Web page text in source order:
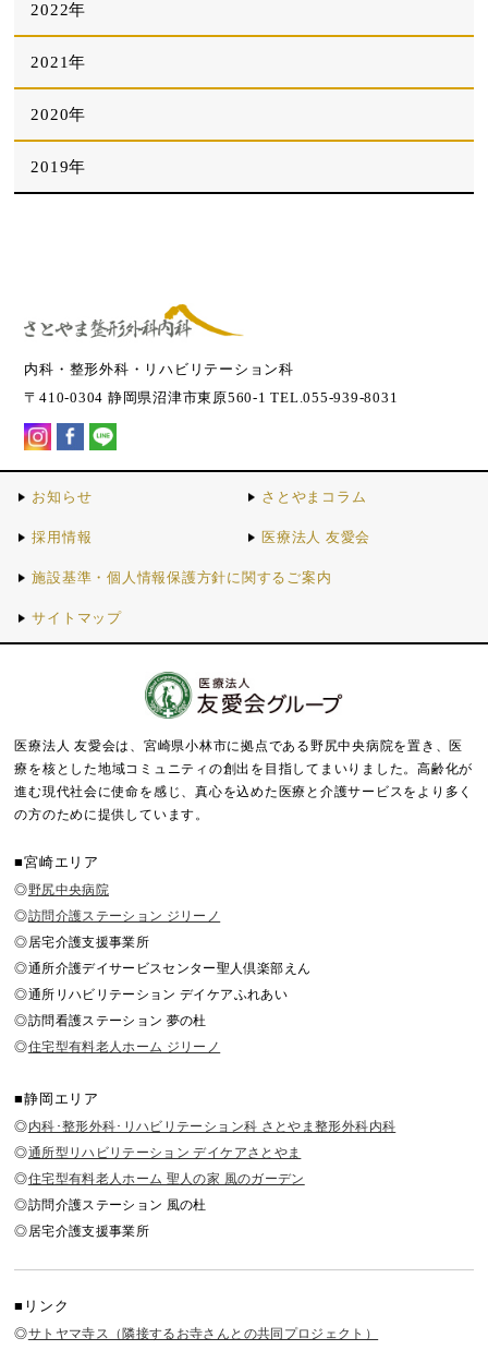
2022年
2021年
2020年
2019年
内科・整形外科・リハビリテーション科
〒410-0304 静岡県沼津市東原560-1 TEL.055-939-8031
お知らせ さとやまコラム
採用情報 医療法人 友愛会
施設基準・個人情報保護方針に関するご案内
サイトマップ
医療法人 友愛会は、宮崎県小林市に拠点である野尻中央病院を置き、医
療を核とした地域コミュニティの創出を目指してまいりました。高齢化が
進む現代社会に使命を感じ、真心を込めた医療と介護サービスをより多く
の方のために提供しています。
■宮崎エリア
◎野尻中央病院
◎訪問介護ステーション ジリーノ
◎居宅介護支援事業所
◎通所介護デイサービスセンター聖人倶楽部えん
◎通所リハビリテーション デイケアふれあい
◎訪問看護ステーション 夢の杜
◎住宅型有料老人ホーム ジリーノ
■静岡エリア
◎内科･整形外科･リハビリテーション科 さとやま整形外科内科
◎通所型リハビリテーション デイケアさとやま
◎住宅型有料老人ホーム 聖人の家 風のガーデン
◎訪問介護ステーション 風の杜
◎居宅介護支援事業所
■リンク
◎サトヤマ寺ス（隣接するお寺さんとの共同プロジェクト）